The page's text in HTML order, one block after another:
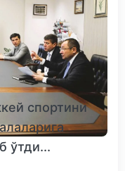
спортини
ўтди...